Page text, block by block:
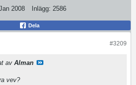
2008 Inlägg: 2586
Dela
#3209
av Alman
vev?